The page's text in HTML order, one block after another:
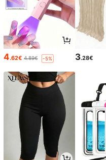
4.62€ 4.89€ -5% 3.28€